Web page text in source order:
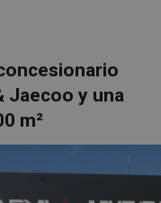
Jaecoo y una
m²